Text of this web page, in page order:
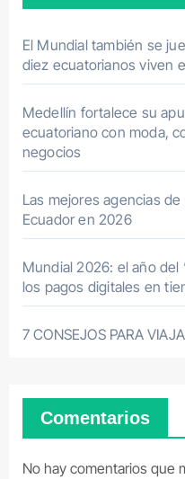
El Mundial también se
diez ecuatorianos viven
Medellín fortalece su
ecuatoriano con moda,
negocios
Las mejores agencias
Ecuador en 2026
Mundial 2026: el año del
los pagos digitales en
7 CONSEJOS PARA
Comentarios
No hay comentarios que